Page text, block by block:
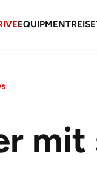
EQUIPMENTREISE
mit